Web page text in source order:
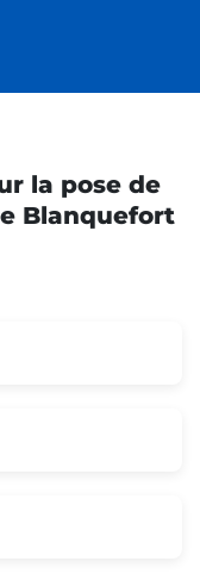
la pose de
Blanquefort